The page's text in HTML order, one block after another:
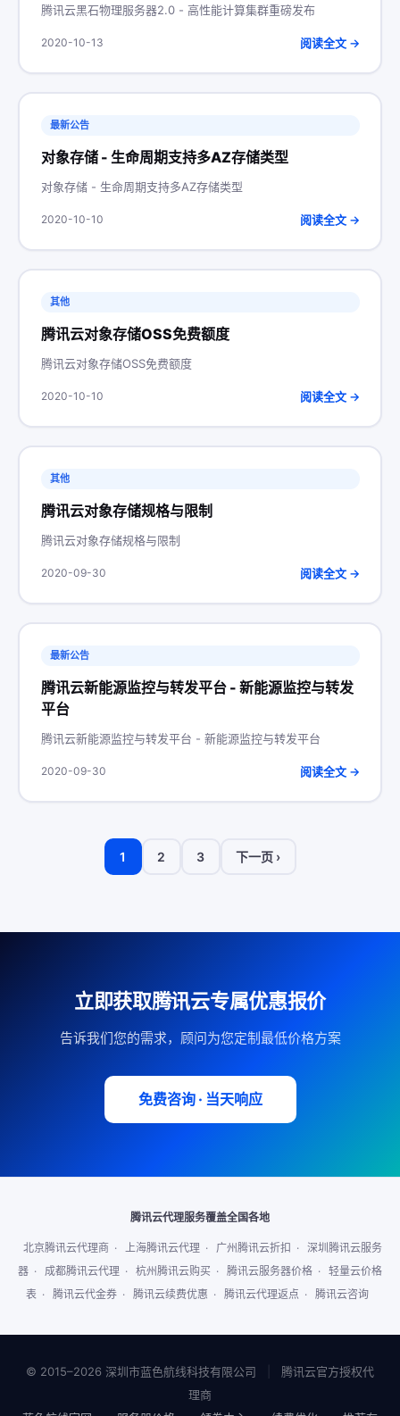
腾讯云黑石物理服务器2.0 - 高性能计算集群重磅发布
2020-10-13 阅读全文 →
最新公告
对象存储 - 生命周期支持多AZ存储类型
对象存储 - 生命周期支持多AZ存储类型
2020-10-10 阅读全文 →
其他
腾讯云对象存储OSS免费额度
腾讯云对象存储OSS免费额度
2020-10-10 阅读全文 →
其他
腾讯云对象存储规格与限制
腾讯云对象存储规格与限制
2020-09-30 阅读全文 →
最新公告
腾讯云新能源监控与转发平台 - 新能源监控与转发
平台
腾讯云新能源监控与转发平台 - 新能源监控与转发平台
2020-09-30 阅读全文 →
1 2 3 下一页 ›
立即获取腾讯云专属优惠报价
告诉我们您的需求，顾问为您定制最低价格方案
免费咨询 · 当天响应
腾讯云代理服务覆盖全国各地
北京腾讯云代理商 · 上海腾讯云代理 · 广州腾讯云折扣 · 深圳腾讯云服务
器 · 成都腾讯云代理 · 杭州腾讯云购买 · 腾讯云服务器价格 · 轻量云价格
表 · 腾讯云代金券 · 腾讯云续费优惠 · 腾讯云代理返点 · 腾讯云咨询
© 2015–2026 深圳市蓝色航线科技有限公司
腾讯云官方授权代
理商